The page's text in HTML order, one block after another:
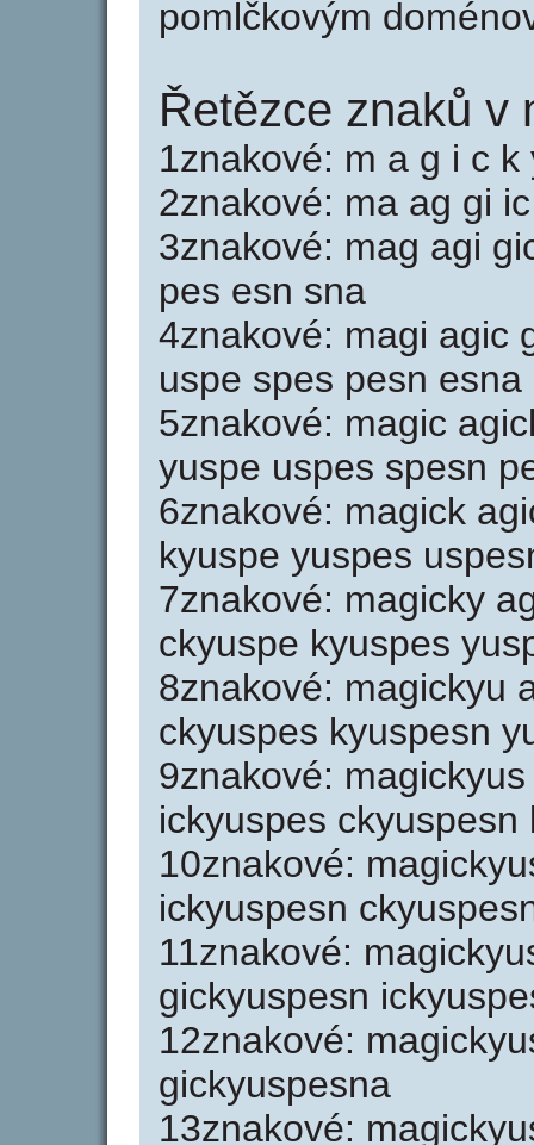
pomlčkovým
Řetězce znaků v
1znakové: m a g i c
2znakové: ma ag gi
3znakové: mag agi
pes esn sna
4znakové: magi agic
uspe spes pesn esna
5znakové: magic
yuspe uspes spesn
6znakové: magick
kyuspe yuspes
7znakové: magicky
ckyuspe kyuspes
8znakové: magickyu
ckyuspes kyuspesn
9znakové:
ickyuspes ckyuspesn
10znakové:
ickyuspesn
11znakové:
gickyuspesn
12znakové:
gickyuspesna
13znakové: